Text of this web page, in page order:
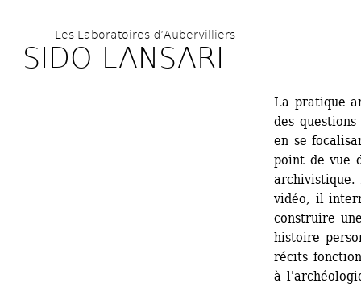
au
contenu
Les Laboratoires d’Aubervilliers
SIDO LANSARI
La pratique
des
en se
point de vue
vidéo, il
construire
histoire
récits
à